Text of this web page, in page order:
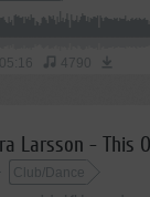
05:16 4790
Club/Dance